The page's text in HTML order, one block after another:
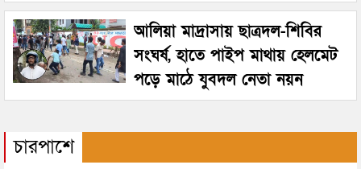
আলিয়া মাদ্রাসায় ছাত্রদল-শিবির
সংঘর্ষ, হাতে পাইপ মাথায় হেলমেট
পড়ে মাঠে যুবদল নেতা নয়ন
চারপাশে